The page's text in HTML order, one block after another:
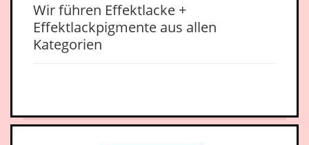
Wir führen Effektlacke +
Effektlackpigmente aus allen
Kategorien